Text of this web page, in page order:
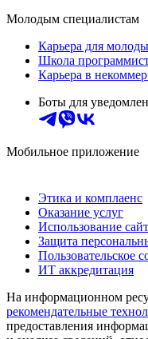
Молодым специалистам
Карьера для
Школа
Карьера в
Боты для
Мобильное приложение
Этика и комплаенс
Оказание услуг
Использование
Защита
Пользовательское
ИТ аккредитация
На информационном
рекомендательные
предоставления